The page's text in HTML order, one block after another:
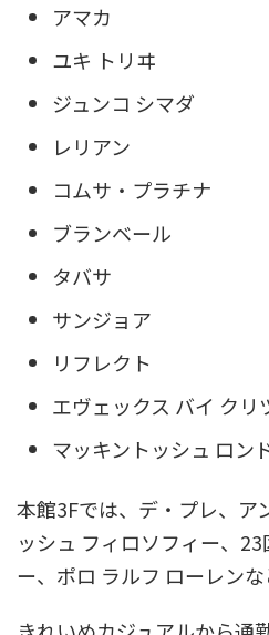
アマカ
ユキ トリヰ
ジュンコ シマダ
レリアン
コムサ・プラチナ
ブランベール
タバサ
サンジョア
リフレクト
エヴェックス バイ クリ
マッキントッシュ ロン
本館3Fでは、デ・プレ、ア
ッシュ フィロソフィー、
ー、ポロ ラルフ ローレンな